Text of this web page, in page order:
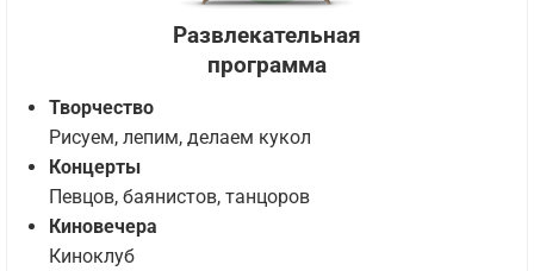
Развлекательная
программа
Творчество
Рисуем, лепим, делаем кукол
Концерты
Певцов, баянистов, танцоров
Киновечера
Киноклуб